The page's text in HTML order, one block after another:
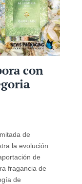
con
de
la evolución
de
fragancia de
de